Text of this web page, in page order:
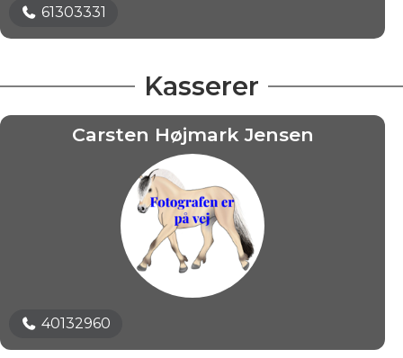
61303331
Kasserer
Carsten Højmark Jensen
40132960